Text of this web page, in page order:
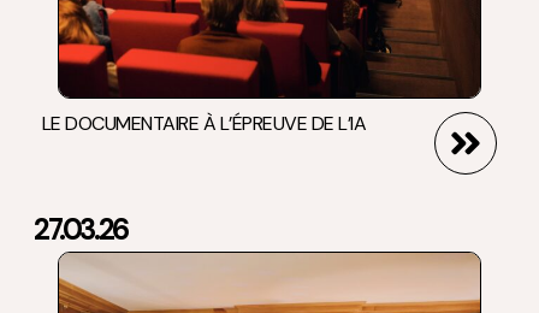
LE DOCUMENTAIRE À L’ÉPREUVE DE L’IA
27.03.26